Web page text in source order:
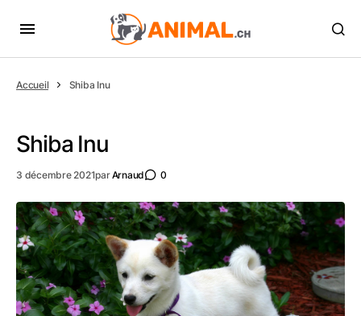
Accueil Shiba Inu
Shiba Inu
3 décembre 2021parArnaud 0